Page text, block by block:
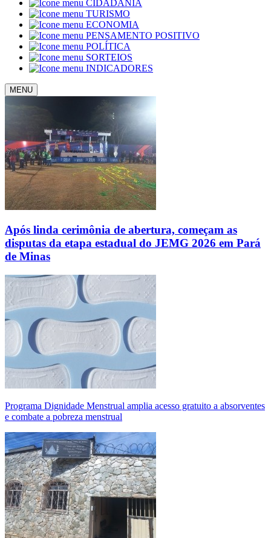
CIDADANIA
TURISMO
ECONOMIA
PENSAMENTO POSITIVO
POLÍTICA
SORTEIOS
INDICADORES
MENU
Após linda cerimônia de abertura, começam as
disputas da etapa estadual do JEMG 2026 em Pará
de Minas
Programa Dignidade Menstrual amplia acesso gratuito a absorventes
e combate a pobreza menstrual